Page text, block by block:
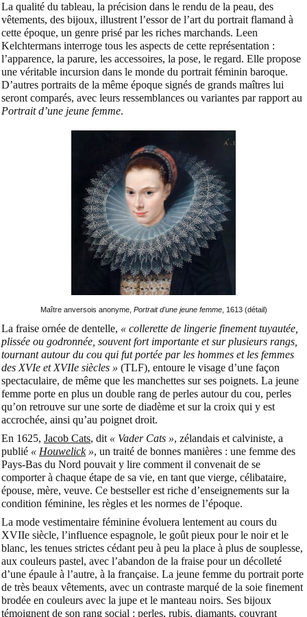
La qualité du tableau, la précision dans le rendu de la peau, des
vêtements, des bijoux, illustrent l’essor de l’art du portrait flamand à
cette époque, un genre prisé par les riches marchands. Leen
Kelchtermans interroge tous les aspects de cette représentation :
l’apparence, la parure, les accessoires, la pose, le regard. Elle propose
une véritable incursion dans le monde du portrait féminin baroque.
D’autres portraits de la même époque signés de grands maîtres lui
seront comparés, avec leurs ressemblances ou variantes par rapport au
Portrait d’une jeune femme.
Maître anversois anonyme, Portrait d'une jeune femme, 1613 (détail)
La fraise ornée de dentelle, « collerette de lingerie finement tuyautée,
plissée ou godronnée, souvent fort importante et sur plusieurs rangs,
tournant autour du cou qui fut portée par les hommes et les femmes
des XVIe et XVIIe siècles » (TLF), entoure le visage d’une façon
spectaculaire, de même que les manchettes sur ses poignets. La jeune
femme porte en plus un double rang de perles autour du cou, perles
qu’on retrouve sur une sorte de diadème et sur la croix qui y est
accrochée, ainsi qu’au poignet droit.
En 1625, Jacob Cats, dit « Vader Cats », zélandais et calviniste, a
publié « Houwelick», un traité de bonnes manières : une femme des
Pays-Bas du Nord pouvait y lire comment il convenait de se
comporter à chaque étape de sa vie, en tant que vierge, célibataire,
épouse, mère, veuve. Ce bestseller est riche d’enseignements sur la
condition féminine, les règles et les normes de l’époque.
La mode vestimentaire féminine évoluera lentement au cours du
XVIIe siècle, l’influence espagnole, le goût pieux pour le noir et le
blanc, les tenues strictes cédant peu à peu la place à plus de souplesse,
aux couleurs pastel, avec l’abandon de la fraise pour un décolleté
d’une épaule à l’autre, à la française. La jeune femme du portrait porte
de très beaux vêtements, avec un contraste marqué de la soie finement
brodée en couleurs avec la jupe et le manteau noirs. Ses bijoux
témoignent de son rang social : perles, rubis, diamants, couvrant